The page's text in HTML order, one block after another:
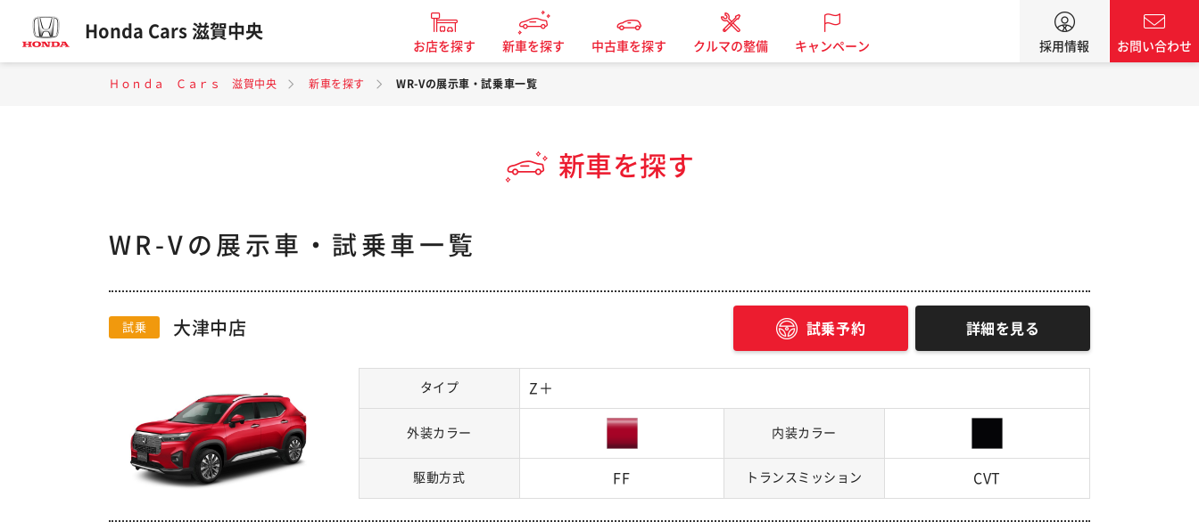
Honda Cars 滋賀中央
お店を探す 新車を探す 中古車を探す クルマの整備 キャンペーン 採用情報 お問い合わせ
Ｈｏｎｄａ Ｃａｒｓ 滋賀中央 新車を探す WR-Vの展示車・試乗車一覧
新車を探す
WR-Vの展示車・試乗車一覧
試乗 大津中店
タイプ Z＋
外装カラー 内装カラー
駆動方式 FF トランスミッション CVT
試乗予約 詳細を見る